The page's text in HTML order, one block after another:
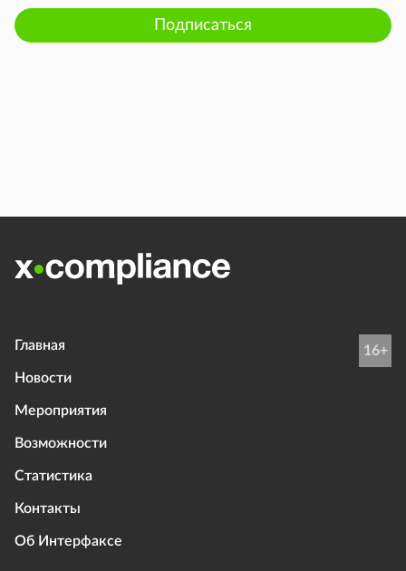
Подписаться
Главная
Новости
Мероприятия
Возможности
Статистика
Контакты
Об Интерфаксе
16+